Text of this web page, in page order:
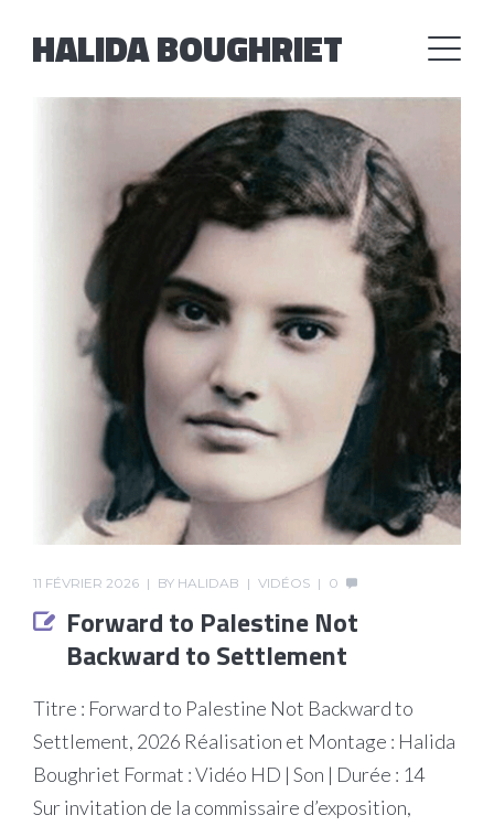
HALIDA BOUGHRIET
11 FÉVRIER 2026 BY HALIDAB VIDÉOS 0
Forward to Palestine Not
Backward to Settlement
Titre : Forward to Palestine Not Backward to
Settlement, 2026 Réalisation et Montage : Halida
Boughriet Format : Vidéo HD | Son | Durée : 14
Sur invitation de la commissaire d’exposition,